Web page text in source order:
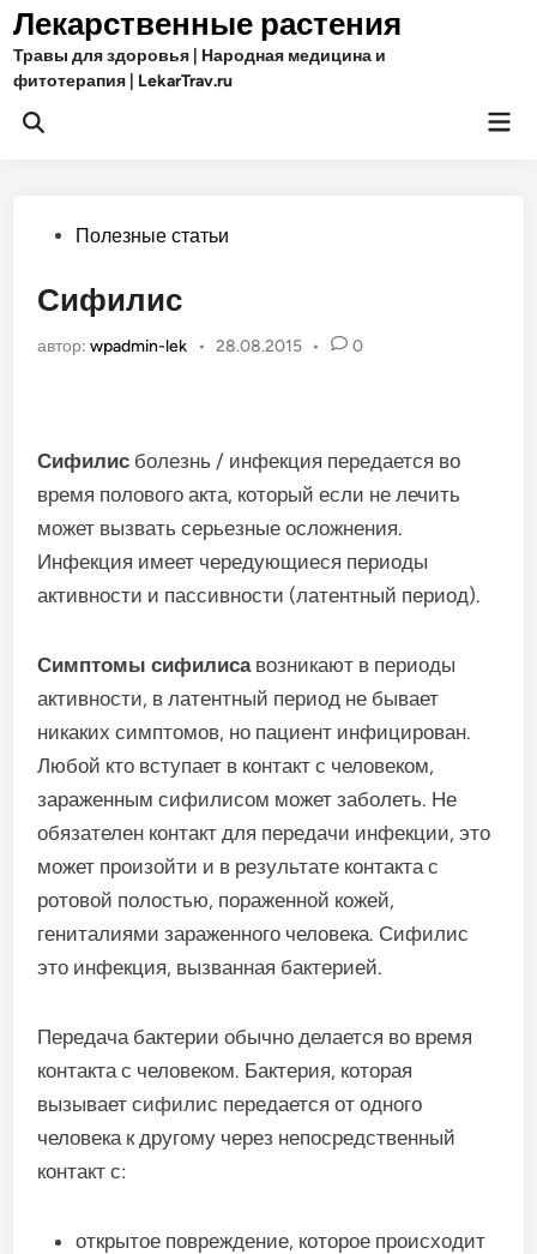
Перейти
содержимому
Лекарственные растения
Травы для здоровья | Народная медицина и
фитотерапия | LekarTrav.ru
Открыть
Опубликовано
Полезные статьи
Сифилис
автор:wpadmin-lek • 28.08.2015 • 0
Сифилис болезнь / инфекция передается во
время полового акта, который если не лечить
может вызвать серьезные осложнения.
Инфекция имеет чередующиеся периоды
активности и пассивности (латентный период).
Симптомы сифилисавозникают в периоды
активности, в латентный период не бывает
никаких симптомов, но пациент инфицирован.
Любой кто вступает в контакт с человеком,
зараженным сифилисом может заболеть. Не
обязателен контакт для передачи инфекции, это
может произойти и в результате контакта с
ротовой полостью, пораженной кожей,
гениталиями зараженного человека. Сифилис
это инфекция, вызванная бактерией.
Передача бактерии обычно делается во время
контакта с человеком. Бактерия, которая
вызывает сифилис передается от одного
человека к другому через непосредственный
контакт с:
открытое повреждение, которое происходит